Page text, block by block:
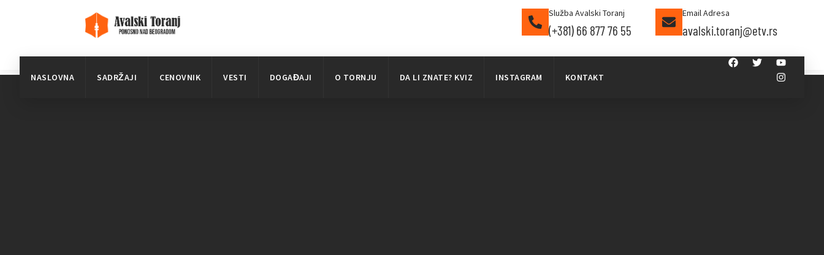
Služba Avalski Toranj
(+381) 66 877 76 55
Email Adresa
avalski.toranj@etv.rs
NASLOVNA SADRŽAJI CENOVNIK VESTI DOGAĐAJI O TORNJU DA LI ZNATE? KVIZ INSTAGRAM KONTAKT